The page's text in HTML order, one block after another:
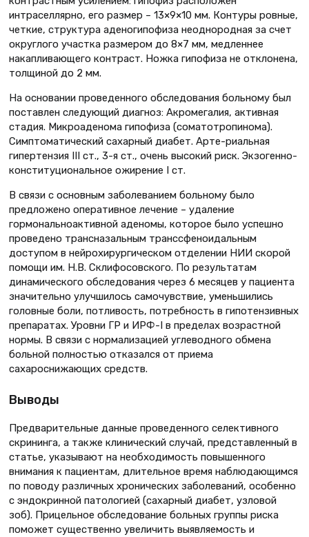
интраселлярно, его размер – 13×9×10 мм. Контуры ровные,
четкие, структура аденогипофиза неоднородная за счет
округлого участка размером до 8×7 мм, медленнее
накапливающего контраст. Ножка гипофиза не отклонена,
толщиной до 2 мм.
На основании проведенного обследования больному был
поставлен следующий диагноз: Акромегалия, активная
стадия. Микроаденома гипофиза (соматотропинома).
Симптоматический сахарный диабет. Арте-риальная
гипертензия III ст., 3-я ст., очень высокий риск. Экзогенно-
конституциональное ожирение I ст.
В связи с основным заболеванием больному было
предложено оперативное лечение – удаление
гормональноактивной аденомы, которое было успешно
проведено трансназальным транссфеноидальным
доступом в нейрохирургическом отделении НИИ скорой
помощи им. Н.В. Склифосовского. По результатам
динамического обследования через 6 месяцев у пациента
значительно улучшилось самочувствие, уменьшились
головные боли, потливость, потребность в гипотензивных
препаратах. Уровни ГР и ИРФ-I в пределах возрастной
нормы. В связи с нормализацией углеводного обмена
больной полностью отказался от приема
сахароснижающих средств.
Выводы
Предварительные данные проведенного селективного
скрининга, а также клинический случай, представленный в
статье, указывают на необходимость повышенного
внимания к пациентам, длительное время наблюдающимся
по поводу различных хронических заболеваний, особенно
с эндокринной патологией (сахарный диабет, узловой
зоб). Прицельное обследование больных группы риска
поможет существенно увеличить выявляемость и